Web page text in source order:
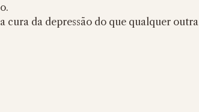
cura da depressão do que qualquer outra